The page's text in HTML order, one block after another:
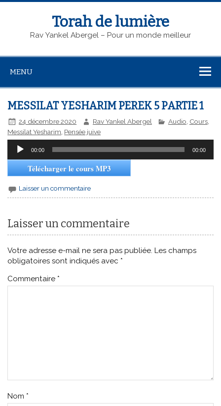
Torah de lumière
Rav Yankel Abergel – Pour un monde meilleur
MENU
MESSILAT YESHARIM PEREK 5 PARTIE 1
24 décembre 2020 Rav Yankel Abergel Audio Cours,
Messilat Yesharim, Pensée juive
Lecteur
00:00 00:00
Télécharger le cours MP3
Laisser un commentaire
Laisser un commentaire
Votre adresse e-mail ne sera pas publiée. Les champs
obligatoires sont indiqués avec *
Commentaire *
Nom *